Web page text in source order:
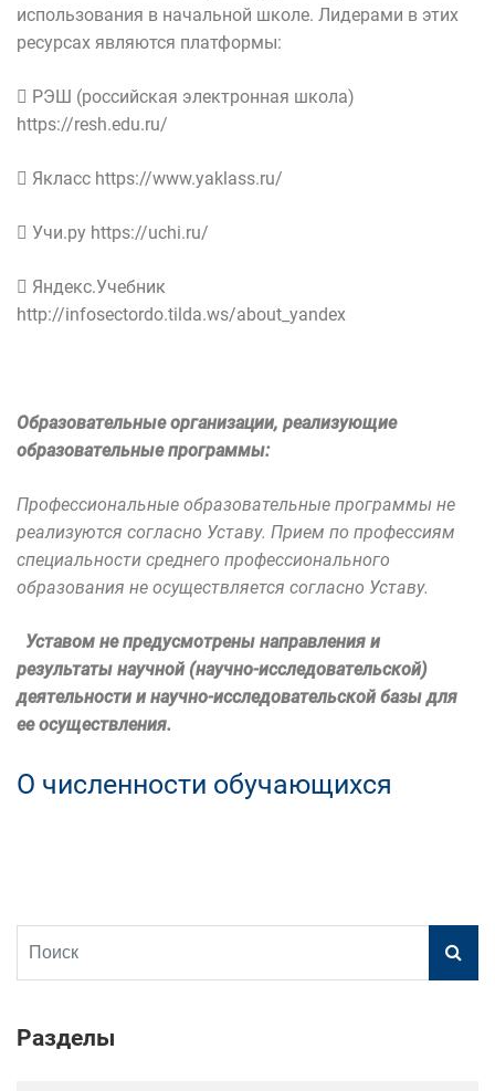
использования в начальной школе. Лидерами в этих
ресурсах являются платформы:
 РЭШ (российская электронная школа)
https://resh.edu.ru/
 Якласс https://www.yaklass.ru/
 Учи.ру https://uchi.ru/
 Яндекс.Учебник
http://infosectordo.tilda.ws/about_yandex
Образовательные организации, реализующие
образовательные программы:
Профессиональные образовательные программы не
реализуются согласно Уставу. Прием по профессиям
специальности среднего профессионального
образования не осуществляется согласно Уставу.
Уставом не предусмотрены направления и
результаты научной (научно-исследовательской)
деятельности и научно-исследовательской базы для
ее осуществления.
О численности обучающихся
Разделы